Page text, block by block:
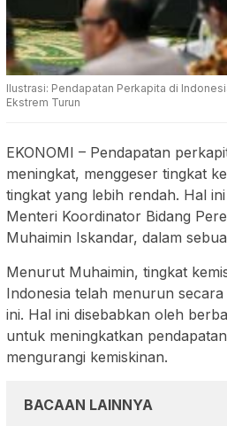
Ilustrasi: Pendapatan Perkapita di
Ekstrem Turun
EKONOMI – Pendapatan
meningkat, menggeser tingkat
tingkat yang lebih rendah. Hal
Menteri Koordinator Bidang
Muhaimin Iskandar, dalam
Menurut Muhaimin, tingkat
Indonesia telah menurun
ini. Hal ini disebabkan oleh
untuk meningkatkan
mengurangi kemiskinan.
BACAAN LAINNYA